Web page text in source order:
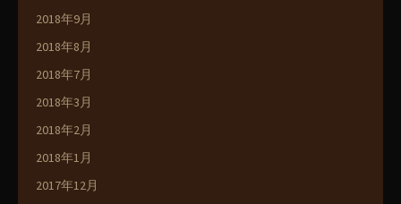
2018年9月
2018年8月
2018年7月
2018年3月
2018年2月
2018年1月
2017年12月